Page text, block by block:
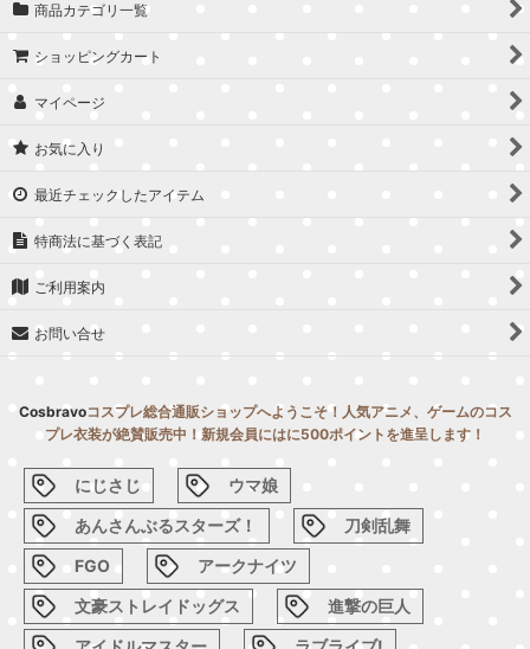
商品カテゴリ一覧
ショッピングカート
マイページ
お気に入り
最近チェックしたアイテム
特商法に基づく表記
ご利用案内
お問い合せ
Cosbravoコスプレ総合通販ショップへようこそ！人気アニメ、ゲームのコス
プレ衣装が絶賛販売中！新規会員にはに500ポイントを進呈します！
にじさじ
ウマ娘
あんさんぶるスターズ！
刀剣乱舞
FGO
アークナイツ
文豪ストレイドッグス
進撃の巨人